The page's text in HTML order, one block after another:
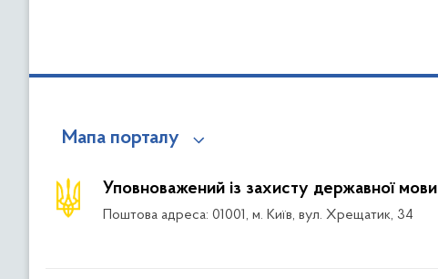
Мапа порталу
Уповноважений із захисту державної мови
Поштова адреса: 01001, м. Київ, вул. Хрещатик, 34